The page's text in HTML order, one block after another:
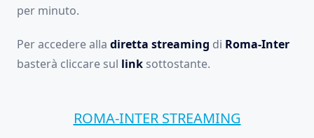
per minuto.
Per accedere alla diretta streaming di Roma-Inter
basterà cliccare sul link sottostante.
ROMA-INTER STREAMING